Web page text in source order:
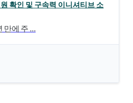
확인 및 구속력 이니셔티브 소
만에 주 …